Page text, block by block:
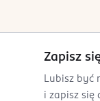
Zapisz
Lubisz być
i zapisz się